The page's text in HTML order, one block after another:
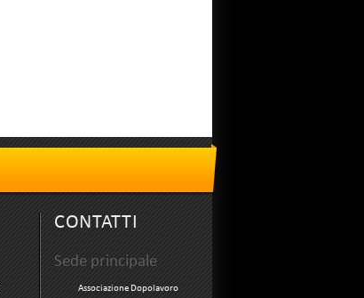
CONTATTI
Sede principale
Associazione Dopolavoro